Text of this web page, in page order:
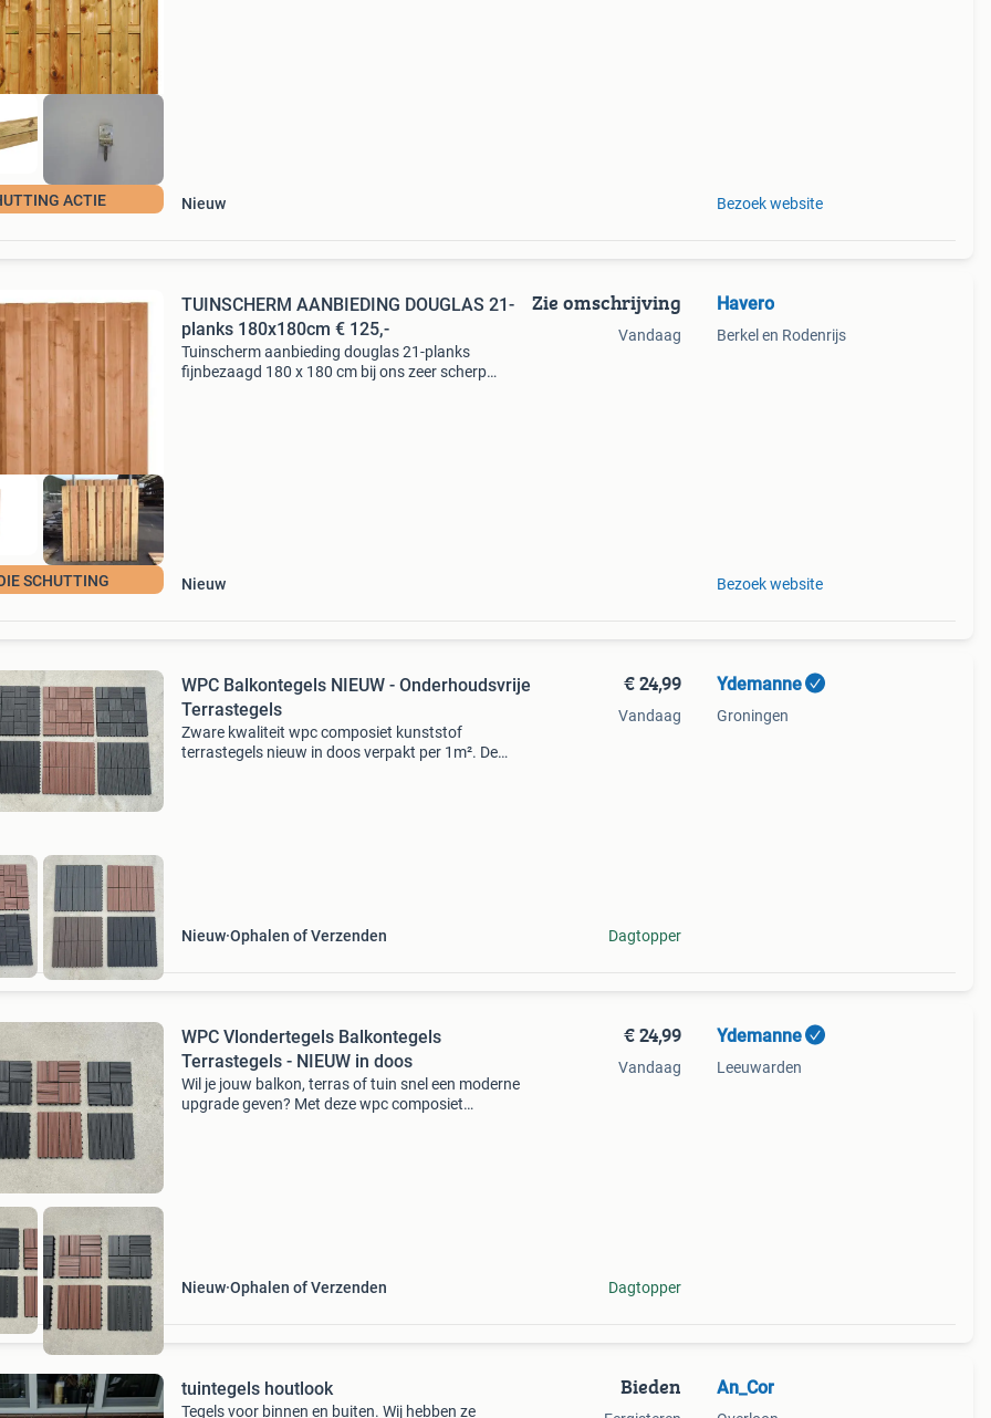
ACTIE Nieuw Bezoek website
SCHUTTING
TUINSCHERM AANBIEDING DOUGLAS 21-
planks 180x180cm € 125,-
Tuinscherm aanbieding douglas 21-planks
fijnbezaagd 180 x 180 cm bij ons zeer scherp
Nieuw
Zie omschrijving
Vandaag
Havero
Berkel en Rodenrijs
Bezoek website
WPC Balkontegels NIEUW - Onderhoudsvrije
Terrastegels
Zware kwaliteit wpc composiet kunststof
terrastegels nieuw in doos verpakt per 1m². De
Nieuw Ophalen of Verzenden
€ 24,99
Vandaag
Dagtopper
Ydemanne
Groningen
WPC Vlondertegels Balkontegels
Terrastegels - NIEUW in doos
Wil je jouw balkon, terras of tuin snel een moderne
upgrade geven? Met deze wpc composiet
Nieuw Ophalen of Verzenden
€ 24,99
Vandaag
Dagtopper
Ydemanne
Leeuwarden
tuintegels houtlook
Tegels voor binnen en buiten. Wij hebben ze
Bieden An_Cor